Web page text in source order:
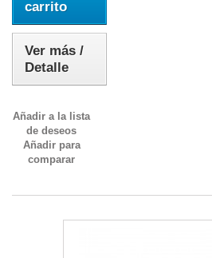
carrito
Ver más /
Detalle
Añadir a la lista
de deseos
Añadir para
comparar